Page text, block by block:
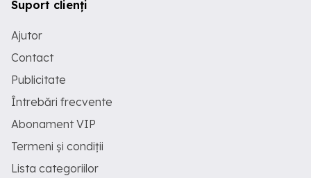
Suport clienți
Ajutor
Contact
Publicitate
Întrebări frecvente
Abonament VIP
Termeni și condiții
Lista categoriilor